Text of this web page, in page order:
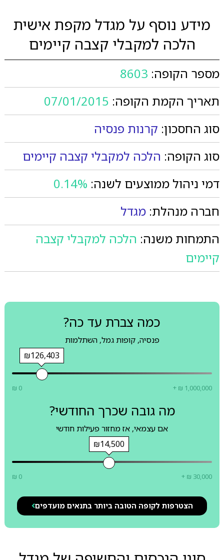
מידע נוסף על מגדל מקפת אישית
הלכה למקבלי קצבה קיימים
מספר הקופה: 8603
תאריך הקמת הקופה: 07/01/2015
סוג החסכון: קרנות פנסיה
סוג הקופה: הלכה למקבלי קצבה קיימים
דמי ניהול ממוצעים לשנה: 0.14%
חברה מנהלת: מגדל
התמחות משנה: הלכה למקבלי קצבה
קיימים
כמה צברת עד כה?
פנסיה, קופות גמל, השתלמות
₪126,403
₪ 0 + ₪ 1,000,000
מה גובה שכרך החודשי?
אם עצמאי, אז מחזור פעילות חודשי
₪14,500
₪ 0 + ₪ 30,000
הצטרפות לקופה הטובה ביותר בתנאים מועדפים